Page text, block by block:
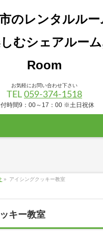
のレンタルル
むシェアルー
Room
お気軽にお問い合わせ下さい
TEL 059-374-1518
時間9：00～17：00 ※土日祝休
» アイシングクッキー教室
キー教室